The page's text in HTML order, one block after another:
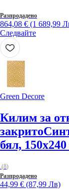
Разпродадено
864,08 € (1 689,99
Следвайте
Green Decore
Килим за
закрито
бял,
(8)
Разпродадено
44,99 € (87,99 Лв)